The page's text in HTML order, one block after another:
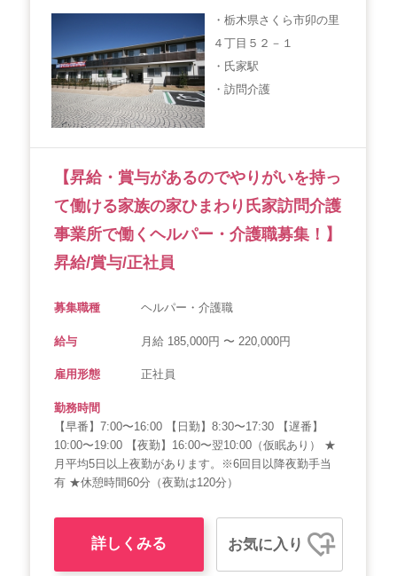
・栃木県さくら市卯の里
４丁目５２－１
・氏家駅
・訪問介護
【昇給・賞与があるのでやりがいを持っ
て働ける家族の家ひまわり氏家訪問介護
事業所で働くヘルパー・介護職募集！】
昇給/賞与/正社員
募集職種 ヘルパー・介護職
給与 月給 185,000円 〜 220,000円
雇用形態 正社員
勤務時間
【早番】7:00〜16:00 【日勤】8:30〜17:30 【遅番】
10:00〜19:00 【夜勤】16:00〜翌10:00（仮眠あり） ★
月平均5日以上夜勤があります。※6回目以降夜勤手当
有 ★休憩時間60分（夜勤は120分）
詳しくみる お気に入り